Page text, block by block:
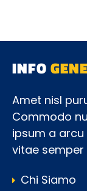
INFO
Amet nisl
Commodo
ipsum a
vitae
Chi Siamo